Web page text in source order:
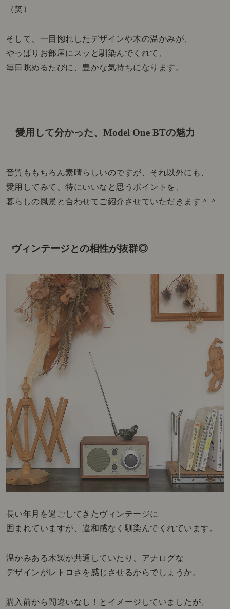
（笑）
そして、一目惚れしたデザインや木の温かみが、
やっぱりお部屋にスッと馴染んでくれて、
毎日眺めるたびに、豊かな気持ちになります。
愛用して分かった、Model One BTの魅力
音質ももちろん素晴らしいのですが、それ以外にも、
愛用してみて、特にいいなと思うポイントを、
暮らしの風景と合わせてご紹介させていただきます＾＾
ヴィンテージとの相性が抜群◎
長い年月を過ごしてきたヴィンテージに
囲まれていますが、違和感なく馴染んでくれています。
温かみある木製が共通していたり、アナログな
デザインがレトロさを感じさせるからでしょうか。
購入前から間違いなし！とイメージしていましたが、